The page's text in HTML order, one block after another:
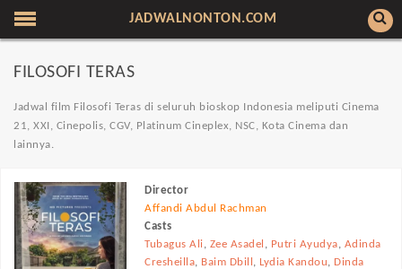
JADWALNONTON.COM
FILOSOFI TERAS
Jadwal film Filosofi Teras di seluruh bioskop Indonesia meliputi Cinema
21, XXI, Cinepolis, CGV, Platinum Cineplex, NSC, Kota Cinema dan
lainnya.
Director
Affandi Abdul Rachman
Casts
Tubagus Ali, Zee Asadel , Putri Ayudya, Adinda
Cresheilla, Baim Dbill , Lydia Kandou, Dinda